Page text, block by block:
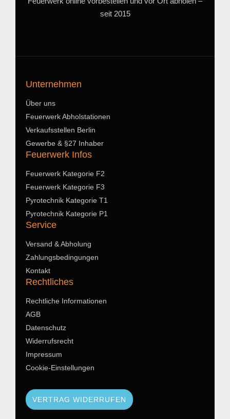
seit 2015
Unternehmen
Über uns
Feuerwerk Abholstationen
Verkaufsstellen Berlin
Gewerbe & §27 Inhaber
Feuerwerk Infos
Feuerwerk Kategorie F2
Feuerwerk Kategorie F3
Pyrotechnik Kategorie T1
Pyrotechnik Kategorie P1
Service
Versand & Abholung
Zahlungsbedingungen
Kontakt
Rechtliches
Rechtliche Informationen
AGB
Datenschutz
Widerrufsrecht
Impressum
Cookie-Einstellungen
VERTRAG WIDERRUFEN